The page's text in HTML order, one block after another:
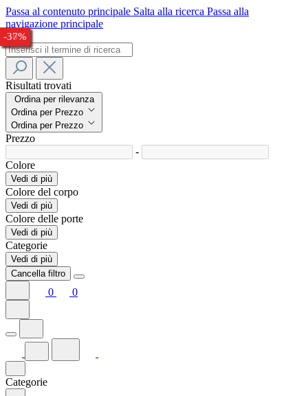
Passa al contenuto principale Salta alla ricerca Passa alla
navigazione principale
Risultati trovati
Ordina per rilevanza
Ordina per Prezzo
Ordina per Prezzo
Prezzo
-
Colore
Vedi di più
Colore del corpo
Vedi di più
Colore delle porte
Vedi di più
Categorie
Vedi di più
Cancella filtro
0 0
Categorie
-30%
-26%
-30%
-33%
-26%
-26%
-24%
-30%
-38%
-37%